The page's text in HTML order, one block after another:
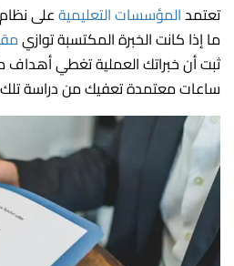
تعتمدالمؤسسات التعليميةعلى نظام
ما إذا كانت الخبرة المكتسبة توازي
ثبت أن خبراتك العملية تغطي
ساعات معتمدة تعفيك من دراسة تلك